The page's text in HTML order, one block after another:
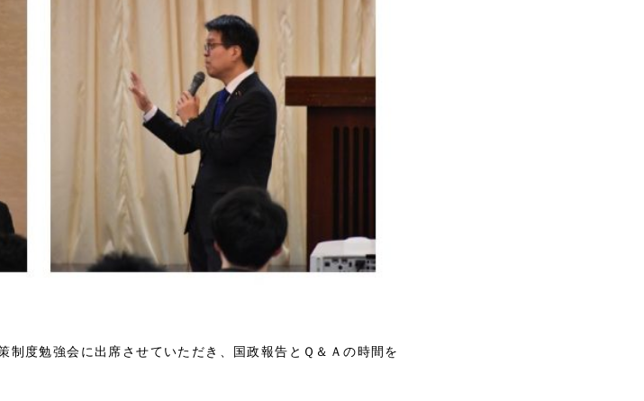
制度勉強会に出席させていただき、国政報告とＱ＆Ａの時間を